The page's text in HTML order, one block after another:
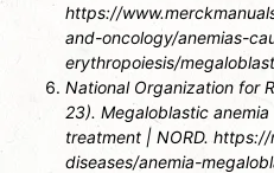
https://
and-oncology/anemias-
erythropoiesis/
National Organization for
23). Megaloblastic
treatment | NORD.
diseases/anemia-